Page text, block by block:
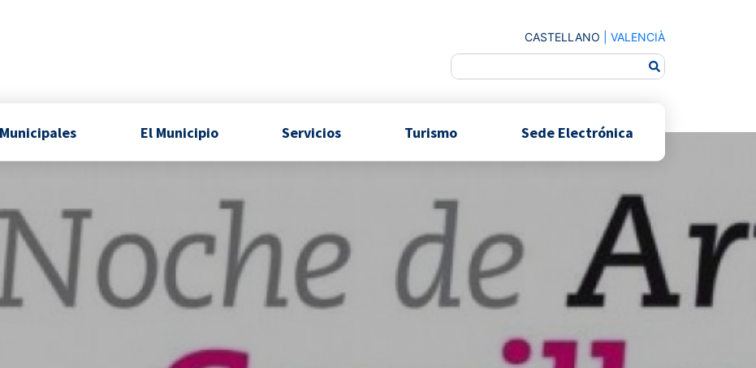
CASTELLANO VALENCIÀ
El Municipio Servicios Turismo Sede Electrónica